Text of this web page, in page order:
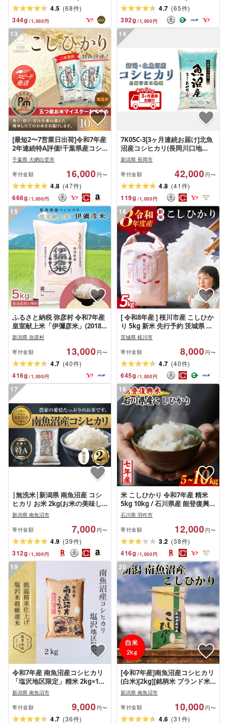
4.5 (68件)
344g /1,000円
4.7 (65件)
392g /1,000円
13
[最短2〜7営業日出荷]令和7年産
2年連続特A評価!千葉県産コシ
ヒカリ10kg無洗米(5kg×2袋)
千葉県 大網白里市
寄付金額 16,000 円〜
4.8 (47件)
666g /1,000円
14
7K05C-3[3ヶ月連続お届け]北魚
沼産コシヒカリ(長岡川口地
域)5kg
新潟県 長岡市
寄付金額 42,000 円〜
4.8 (41件)
119g /1,000円
15
ふるさと納税 弥彦村 令和7年産
皇室献上米「伊彌彦米」(2018
年皇室献上米) 5kg ブランド米
新潟県 弥彦村
新潟県 弥彦村
寄付金額 13,000 円〜
4.7 (40件)
416g /1,000円
16
[ 令和8年産 ] 桜川市産 こしひか
り 5kg 新米 先行予約 茨城県 桜
川市 米 お米 白米 コメ ごはん 精
米 コシヒカリ 国産 限定 銘柄米
[SC051sa]
茨城県 桜川市
寄付金額 8,000 円〜
4.7 (40件)
645g /1,000円
17
|無洗米|新潟県 南魚沼産 コシ
ヒカリ お米 2kg(お米の美味し
い炊き方ガイド付き)
新潟県 南魚沼市
寄付金額 7,000 円〜
4.9 (39件)
312g /1,000円
18
米 こしひかり 令和7年産 精米
5kg 10kg / 石川県産 能登復興米
単品 能登 米 減農 予約 石川県産
エコ 栽培 白米 米 コメ お米
10kg おこめ 2025年産 精米 ごは
ん うま コシヒカリ | 令和7年 能
登 石川県 石川 羽咋 能登 復興支
援 災害支援 ふるさと納税米
石川県 羽咋市
寄付金額 12,000 円〜
3.2 (38件)
416g /1,000円
19
令和7年産 南魚沼産コシヒカリ
「塩沢地区限定」精米 2kg×1袋
[銘柄米 ブランド米 精米 こしひ
かり コシヒカリ魚沼産 新潟米
新潟県産 産地直送 ご飯 御飯 ご
はん お米 米 こめ コメ]
新潟県 南魚沼市
寄付金額 9,000 円〜
4.7 (36件)
20
[令和7年産]南魚沼産コシヒカリ
(白米)[2kg][銘柄米 ブランド米
精米 こしひかり コシヒカリ 魚
沼産 新潟米 産地直送 お米 米 こ
め コメ ご飯 御飯 ごはん]
新潟県 南魚沼市
寄付金額 10,000 円〜
4.6 (31件)